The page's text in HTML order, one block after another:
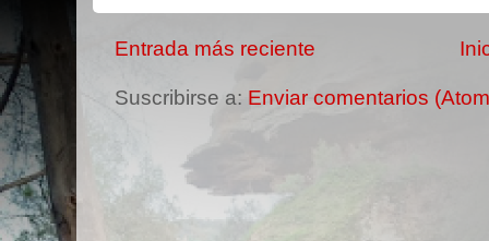
Entrada más reciente
Suscribirse a: Enviar comentarios